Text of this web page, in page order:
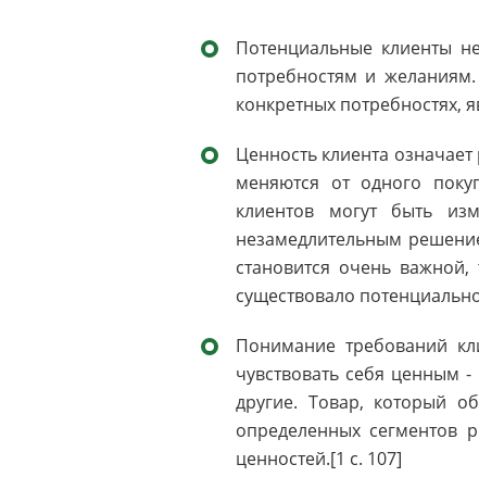
Потенциальные клиенты
потребностям и
конкретных потребностях,
Ценность клиента
меняются от одного
клиентов могут быть
незамедлительным
становится очень
существовало
Понимание требований
чувствовать себя ценным
другие. Товар, который
определенных сегментов
ценностей.[1 с. 107]